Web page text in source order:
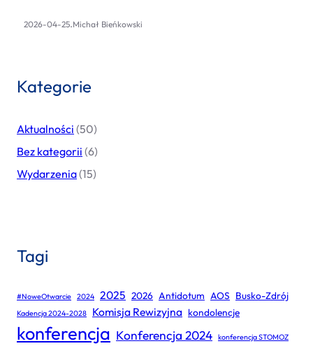
2026-04-25.Michał Bieńkowski
Kategorie
Aktualności (50)
Bez kategorii (6)
Wydarzenia(15)
Tagi
#NoweOtwarcie 2024 2025 2026 Antidotum AOS Busko-Zdrój
Kadencja 2024-2028 Komisja Rewizyjna kondolencje
konferencja Konferencja 2024 konferencja STOMOZ